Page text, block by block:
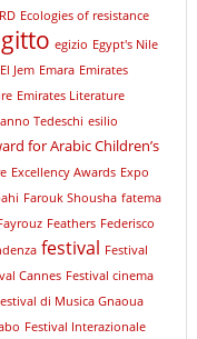
Ecologies of resistance
egizio Egypt's Nile
El Jem Emara Emirates
Emirates Literature
Tedeschi esilio
for Arabic Children’s
Excellency Awards Expo
Farouk Shousha fatema
Feathers Federisco
festival Festival
Cannes Festival cinema
di Musica Gnaoua
Festival Interazionale